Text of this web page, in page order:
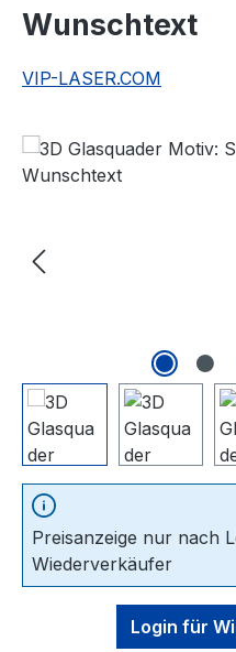
Wunschtext
VIP-LASER.COM
Bildergalerie
Preisanzeige nur nach
Wiederverkäufer
Login für